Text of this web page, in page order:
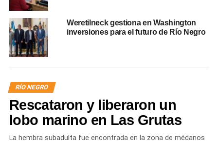
Weretilneck gestiona en Washington
inversiones para el futuro de Río Negro
RÍO NEGRO
Rescataron y liberaron un
lobo marino en Las Grutas
La hembra subadulta fue encontrada en la zona de médanos